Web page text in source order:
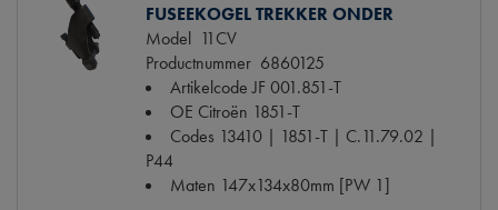
FUSEEKOGEL TREKKER ONDER
Model 11CV
Productnummer 6860125
Artikelcode JF001.851-T
OE Citroën 1851-T
Codes 13410 | 1851-T | C.11.79.02 |
P44
Maten 147x134x80mm [PW 1]